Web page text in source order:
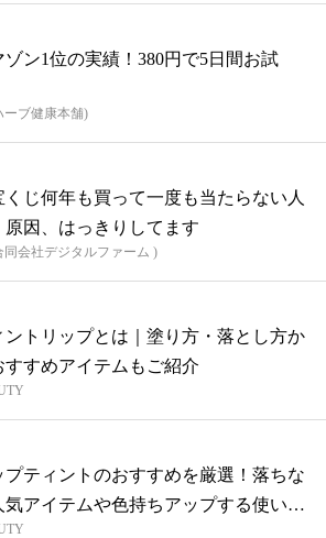
ゾン1位の実績！380円で5日間お試
ーブ健康本舗)
くじ何年も買って一度も当たらない人
原因、はっきりしてます
同会社デジタルファーム )
ントリップとは｜塗り方・落とし方か
すすめアイテムもご紹介
プティントのおすすめを厳選！落ちな
気アイテムや色持ちアップする使い方
...